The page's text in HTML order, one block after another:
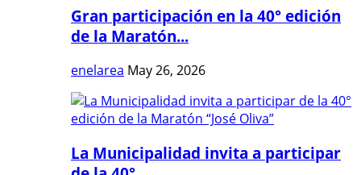
Gran participación en la 40° edición
de la Maratón...
enelarea May 26, 2026
La Municipalidad invita a participar